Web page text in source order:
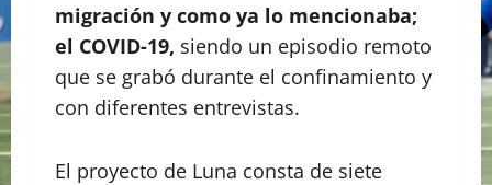
migración y como ya lo mencionaba;
el COVID-19, siendo un episodio remoto
que se grabó durante el confinamiento y
con diferentes entrevistas.
El proyecto de Luna consta de siete